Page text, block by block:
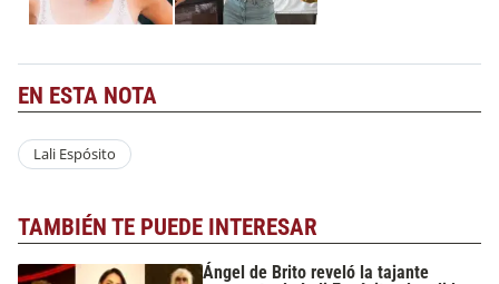
EN ESTA NOTA
Lali Espósito
TAMBIÉN TE PUEDE INTERESAR
Ángel de Brito reveló la tajante